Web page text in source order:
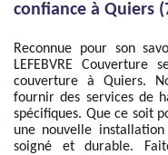
confiance à Quiers
Reconnue pour son
LEFEBVRE
couverture à Quiers.
fournir des services de
spécifiques. Que ce soit
une nouvelle
soigné et durable.